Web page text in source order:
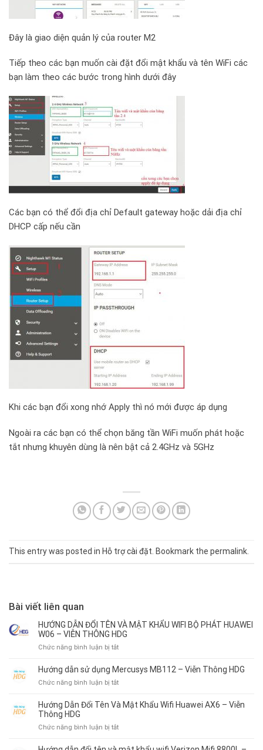
Đây là giao diện quản lý của router M2
Tiếp theo các bạn muốn cài đặt đổi mật khẩu và tên WiFi các
bạn làm theo các bước trong hình dưới đây
Các bạn có thể đổi địa chỉ Default gateway hoặc dải địa chỉ
DHCP cấp nếu cần
Khi các bạn đổi xong nhớ Apply thì nó mới được áp dụng
Ngoài ra các bạn có thể chọn băng tần WiFi muốn phát hoặc
tắt nhưng khuyên dùng là nên bật cả 2.4GHz và 5GHz
This entry was posted in Hỗ trợ cài đặt. Bookmark the permalink.
Bài viết liên quan
HƯỚNG DẪN ĐỔI TÊN VÀ MẬT KHẨU WIFI BỘ PHÁT HUAWEI
W06 – VIỄN THÔNG HDG
Chức năng bình luận bị tắtở
DẪN
TÊN
MẬT
WIFI
PHÁT
Hướng dẫn sử dụng Mercusys MB112 – Viễn Thông HDG
Chức năng bình luận bị tắtở
dẫn
Mercusys
Hướng Dẫn Đổi Tên Và Mật Khẩu Wifi Huawei AX6 – Viễn
Thông HDG
Chức năng bình luận bị tắtở
Dẫn